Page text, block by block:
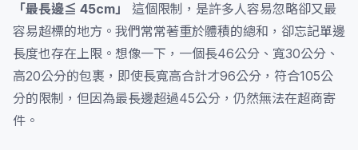
「最長邊≦ 45cm」
這個限制，是許多人容易忽略卻又最
容易超標的地方。我們常常著重於體積的總和，卻忘記單邊
長度也存在上限。想像一下，一個長46公分、寬30公分、
高20公分的包裹，即使長寬高合計才96公分，符合105公
分的限制，但因為最長邊超過45公分，仍然無法在超商寄
件。